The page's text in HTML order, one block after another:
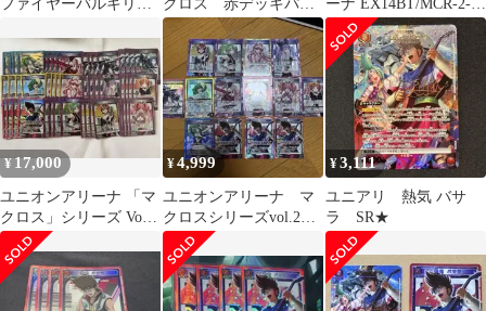
ファイヤーバルキリー
クロス 赤デッキパー
ツセット
ーナ EX14BT/MCR-2-
075[SR]：(キラ)熱気 バ
サラ
¥17,000
ユニオンアリーナ 「マ
クロス」シリーズ Vol.2
全色 SR以下各種4枚セ
ット
¥4,999
ユニオンアリーナ マ
クロスシリーズvol.2
SR14枚まとめ売り
¥3,111
ユニアリ 熱気 バサ
ラ SR★